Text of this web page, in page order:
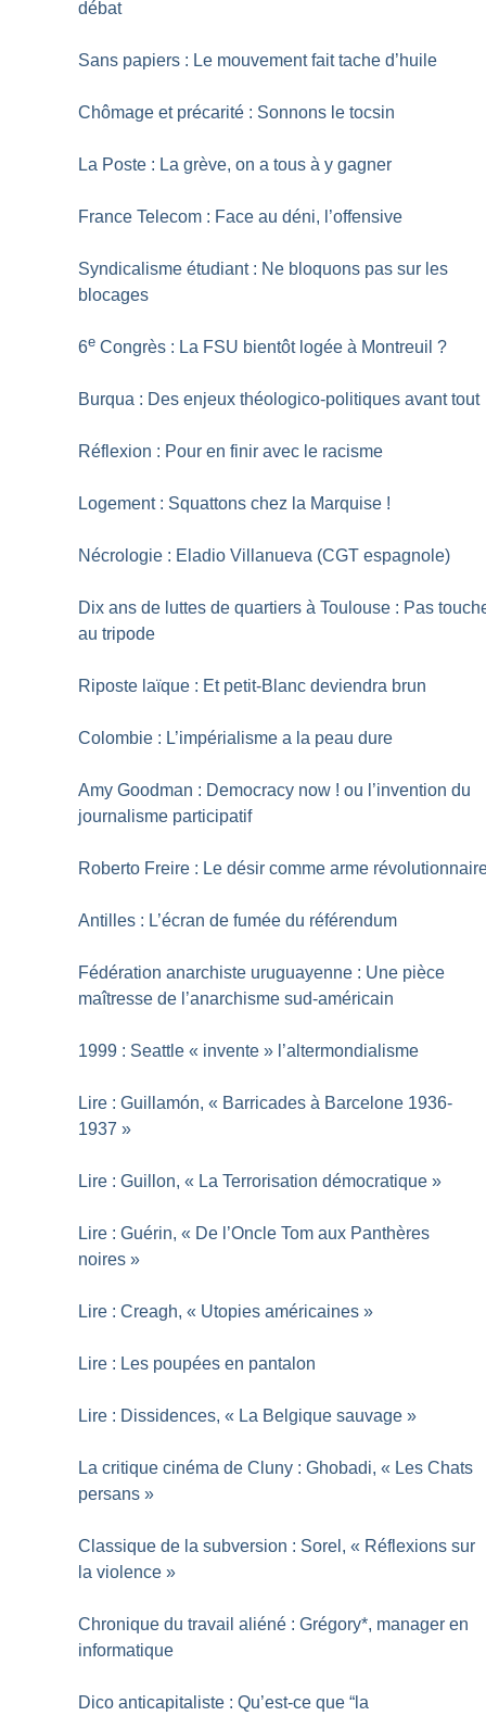
débat
Sans papiers : Le mouvement fait tache d’huile
Chômage et précarité : Sonnons le tocsin
La Poste : La grève, on a tous à y gagner
France Telecom : Face au déni, l’offensive
Syndicalisme étudiant : Ne bloquons pas sur les
blocages
6e Congrès : La FSU bientôt logée à Montreuil ?
Burqua : Des enjeux théologico-politiques avant tout
Réflexion : Pour en finir avec le racisme
Logement : Squattons chez la Marquise !
Nécrologie : Eladio Villanueva (CGT espagnole)
Dix ans de luttes de quartiers à Toulouse : Pas
au tripode
Riposte laïque : Et petit-Blanc deviendra brun
Colombie : L’impérialisme a la peau dure
Amy Goodman : Democracy now ! ou l’invention du
journalisme participatif
Roberto Freire : Le désir comme arme
Antilles : L’écran de fumée du référendum
Fédération anarchiste uruguayenne : Une pièce
maîtresse de l’anarchisme sud-américain
1999 : Seattle « invente » l’altermondialisme
Lire : Guillamón, « Barricades à Barcelone 1936-
1937 »
Lire : Guillon, « La Terrorisation démocratique »
Lire : Guérin, « De l’Oncle Tom aux Panthères
noires »
Lire : Creagh, « Utopies américaines »
Lire : Les poupées en pantalon
Lire : Dissidences, « La Belgique sauvage »
La critique cinéma de Cluny : Ghobadi, « Les Chats
persans »
Classique de la subversion : Sorel, « Réflexions sur
la violence »
Chronique du travail aliéné : Grégory*, manager en
informatique
Dico anticapitaliste : Qu’est-ce que “la